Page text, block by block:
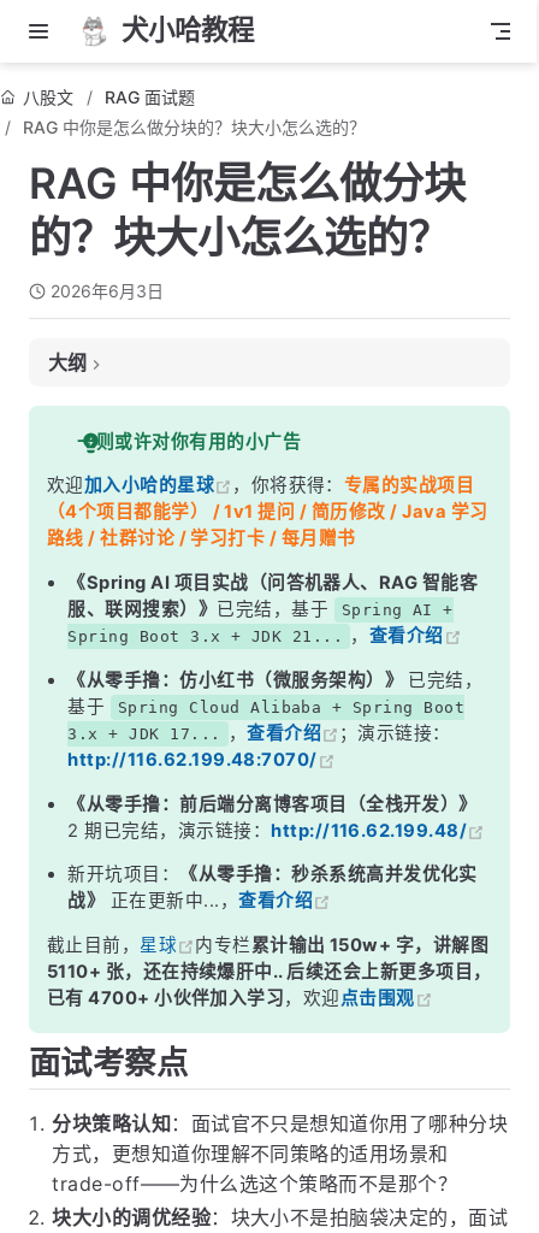
犬小哈教程
八股文
RAG 面试题
RAG 中你是怎么做分块的？块大小怎么选的？
RAG 中你是怎么做分块
的？块大小怎么选的？
2026年6月3日
大纲
面试考察点
核心答案
深度解析
一、为什么分块这么重要？
二、主流分块策略详解
三、块大小到底怎么选？
面试高频追问
常见面试变体
总结
一则或许对你有用的小广告
欢迎加入小哈的星球 ，你将获得： 专属的实战项目
（4个项目都能学） / 1v1 提问 / 简历修改 / Java 学习
路线 / 社群讨论 / 学习打卡 / 每月赠书
《Spring AI 项目实战（问答机器人、RAG 智能客
服、联网搜索）》 已完结，基于
Spring AI +
Spring Boot 3.x + JDK 21...
， 查看介绍
《从零手撸：仿小红书（微服务架构）》
已完结，
基于
Spring Cloud Alibaba + Spring Boot
3.x + JDK 17...
，查看介绍
；演示链接：
http://116.62.199.48:7070/
《从零手撸：前后端分离博客项目（全栈开发）》
2 期已完结，演示链接：http://116.62.199.48/
新开坑项目：
《从零手撸：秒杀系统高并发优化实
战》
正在更新中...，查看介绍
截止目前， 星球 内专栏累计输出 150w+ 字，讲解图
5110+ 张，还在持续爆肝中.. 后续还会上新更多项目，
已有 4700+ 小伙伴加入学习，欢迎点击围观
面试考察点
分块策略认知 ：面试官不只是想知道你用了哪种分块
方式，更想知道你理解不同策略的适用场景和
trade-off——为什么选这个策略而不是那个？
块大小的调优经验：块大小不是拍脑袋决定的，面试